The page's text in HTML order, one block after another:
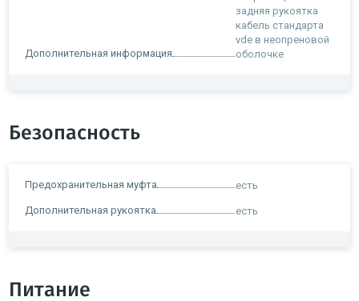
Дополнительная информация
задняя рукоятка
кабель стандарта
vde в неопреновой
оболочке
Безопасность
Предохранительная муфта есть
Дополнительная рукоятка есть
Питание